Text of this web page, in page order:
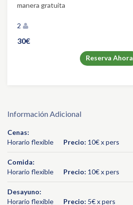
manera gratuita
2
30€
Reserva Ahora
Información Adicional
Cenas:
Horario flexible
Precio: 10€ x pers
Comida:
Horario flexible
Precio: 10€ x pers
Desayuno:
Horario flexible
Precio: 5€ x pers